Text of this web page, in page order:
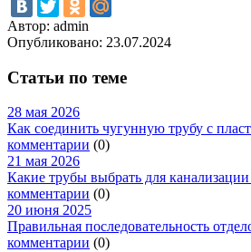
Автор: admin
Опубликовано: 23.07.2024
Статьи по теме
28 мая 2026
Как соединить чугунную трубу с
комментарии (0)
21 мая 2026
Какие трубы выбрать для
комментарии (0)
20 июня 2025
Правильная последовательность
комментарии (0)